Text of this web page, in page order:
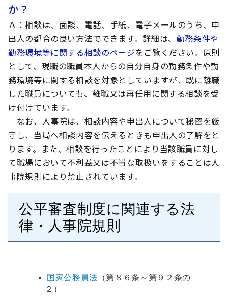
か？
Ａ ：相談は、面談、電話、手紙、電子メールのうち、申
出人の都合の良い方法でできます。詳細は、 勤務条件や
勤務環境等に関する相談のページをご覧ください。原則
として、現職の職員本人からの自分自身の勤務条件や勤
務環境等に関する相談を対象としていますが、既に離職
した職員についても、離職又は再任用に関する相談を受
け付けています。
なお、人事院は、相談内容や申出人について秘密を厳
守し、当局へ相談内容を伝えるときも申出人の了解をと
ります。また、相談を行ったことにより当該職員に対し
て職場において不利益又は不当な取扱いをすることは人
事院規則により禁止されています。
公平審査制度に関連する法
律・人事院規則
国家公務員法 （第８６条～第９２条の
２）